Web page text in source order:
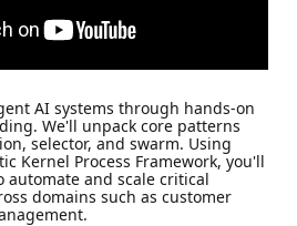
AI systems through hands-on
We'll unpack core patterns
selector, and swarm. Using
Kernel Process Framework, you'll
automate and scale critical
domains such as customer